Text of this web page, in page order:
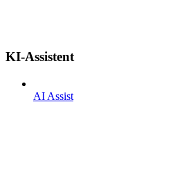
KI-Assistent
AI Assist